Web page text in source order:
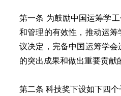
第一条 为鼓励中国运筹学
和管理的有效性，推动运
议决定，完备中国运筹学
的突出成果和做出重要贡献
第二条 科技奖下设如下四个